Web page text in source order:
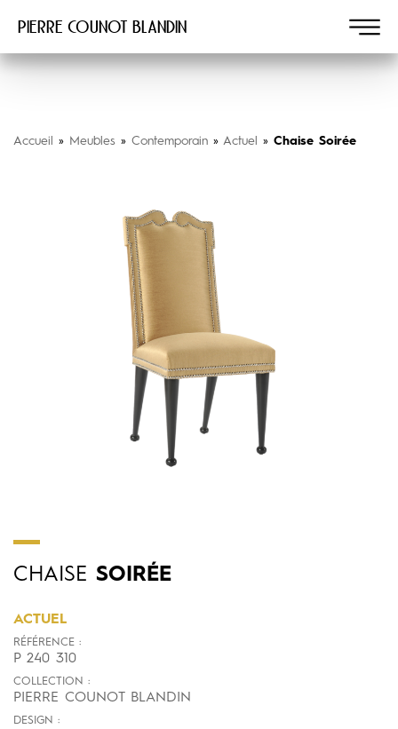
Pierre COUNOT BLANDIN
Accueil » Meubles » Contemporain » Actuel » Chaise Soirée
CHAISE SOIRÉE
ACTUEL
RÉFÉRENCE :
P 240 310
COLLECTION :
PIERRE COUNOT BLANDIN
DESIGN :